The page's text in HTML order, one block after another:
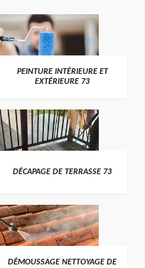
PEINTURE INTÉRIEURE ET
EXTÉRIEURE 73
DÉCAPAGE DE TERRASSE 73
DÉMOUSSAGE NETTOYAGE DE